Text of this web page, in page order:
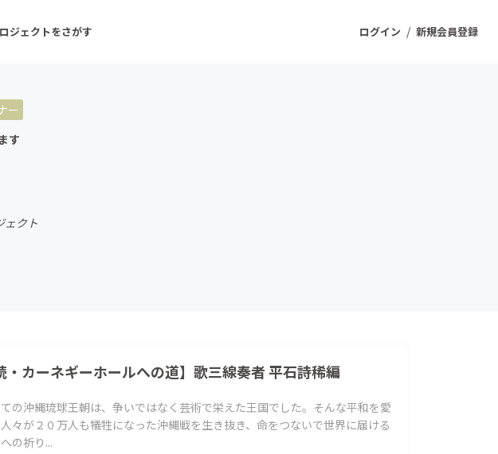
ログイン / 新規会員登録
ジェクトをさがす
フード・飲食店
CAMPFIRE Creation
ya コミュニティ
ー
す
ェクト
・カーネギーホールへの道】歌三線奏者 平石詩稀編
の沖縄琉球王朝は、争いではなく芸術で栄えた王国でした。そんな平和を愛
々が２０万人も犠牲になった沖縄戦を生き抜き、命をつないで世界に届ける
の祈り...